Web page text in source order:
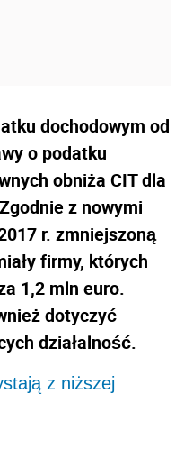
dochodowym od
o podatku
obniża CIT dla
z nowymi
r. zmniejszoną
firmy, których
1,2 mln euro.
dotyczyć
działalność.
z niższej